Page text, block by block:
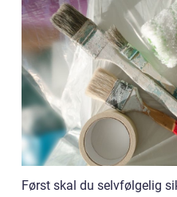
Først skal du selvfølgelig